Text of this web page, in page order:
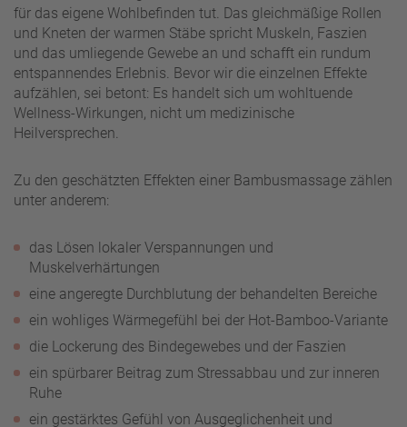
für das eigene Wohlbefinden tut. Das gleichmäßige Rollen
und Kneten der warmen Stäbe spricht Muskeln, Faszien
und das umliegende Gewebe an und schafft ein rundum
entspannendes Erlebnis. Bevor wir die einzelnen Effekte
aufzählen, sei betont: Es handelt sich um wohltuende
Wellness-Wirkungen, nicht um medizinische
Heilversprechen.
Zu den geschätzten Effekten einer Bambusmassage zählen
unter anderem:
das Lösen lokaler Verspannungen und
Muskelverhärtungen
eine angeregte Durchblutung der behandelten Bereiche
ein wohliges Wärmegefühl bei der Hot-Bamboo-Variante
die Lockerung des Bindegewebes und der Faszien
ein spürbarer Beitrag zum Stressabbau und zur inneren
Ruhe
ein gestärktes Gefühl von Ausgeglichenheit und